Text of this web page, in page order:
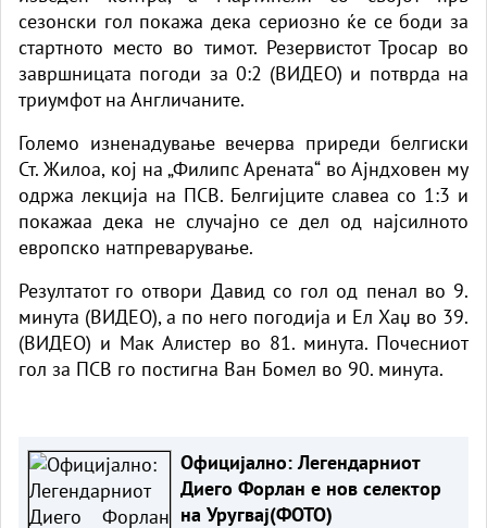
сезонски гол покажа дека сериозно ќе се боди за
стартното место во тимот. Резервистот Тросар во
завршницата погоди за 0:2 (ВИДЕО) и потврда на
триумфот на Англичаните.
Големо изненадување вечерва приреди белгиски
Ст. Жилоа, кој на „Филипс Арената“ во Ајндховен му
одржа лекција на ПСВ. Белгијците славеа со 1:3 и
покажаа дека не случајно се дел од најсилното
европско натпреварување.
Резултатот го отвори Давид со гол од пенал во 9.
минута (ВИДЕО), а по него погодија и Ел Хаџ во 39.
(ВИДЕО) и Мак Алистер во 81. минута. Почесниот
гол за ПСВ го постигна Ван Бомел во 90. минута.
Официјално: Легендарниот
Диего Форлан е нов селектор
на Уругвај(ФОТО)